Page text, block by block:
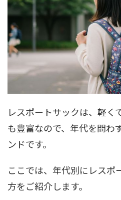
レスポートサックは、軽く
も豊富なので、年代を問わ
ンドです。
ここでは、年代別にレスポ
方をご紹介します。